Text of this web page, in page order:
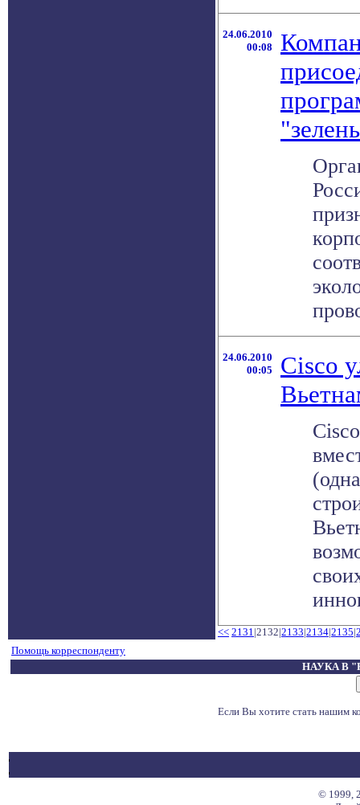
24.06.2010
00:08
24.06.2010
00:05
Cisco
<< 2131|2132|2133|2134|2135|
Помощь корреспонденту
НАУКА В
Если Вы хотите стать нашим
© 1999,